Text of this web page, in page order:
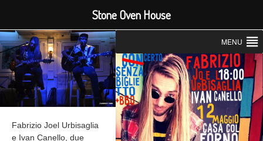
Fabrizio Joel Urbisaglia
e Ivan Canello, due
MENU
Stone Oven House